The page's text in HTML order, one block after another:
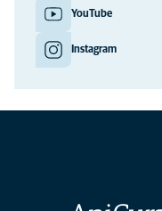
YouTube
Instagram